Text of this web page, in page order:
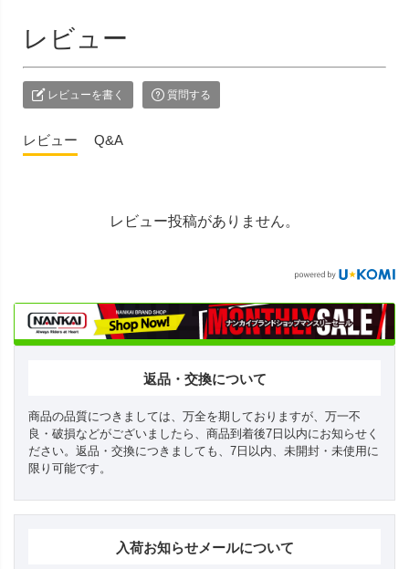
レビュー
レビューを書く 質問する
レビュー Q&A
レビュー投稿がありません。
返品・交換について
商品の品質につきましては、万全を期しておりますが、万一不
良・破損などがございましたら、商品到着後7日以内にお知らせく
ださい。返品・交換につきましても、7日以内、未開封・未使用に
限り可能です。
入荷お知らせメールについて